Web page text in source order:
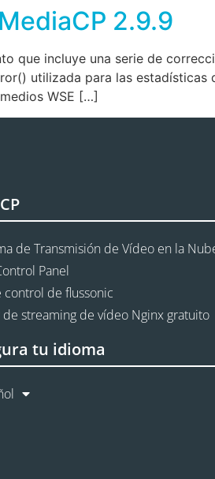
2.9.9
que incluye una serie de
utilizada para las
WSE […]
de Transmisión de Vídeo en la
Panel
control de flussonic
de streaming de vídeo Nginx gratuito
tu idioma